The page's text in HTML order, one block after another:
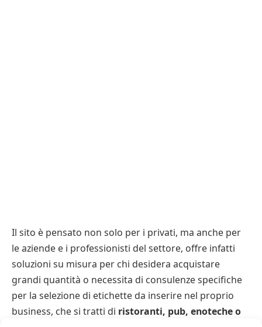
Il sito è pensato non solo per i privati, ma anche per
le aziende e i professionisti del settore, offre infatti
soluzioni su misura per chi desidera acquistare
grandi quantità o necessita di consulenze specifiche
per la selezione di etichette da inserire nel proprio
business, che si tratti di ristoranti, pub, enoteche o